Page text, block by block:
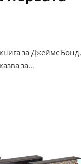
за Джеймс Бонд,
за…